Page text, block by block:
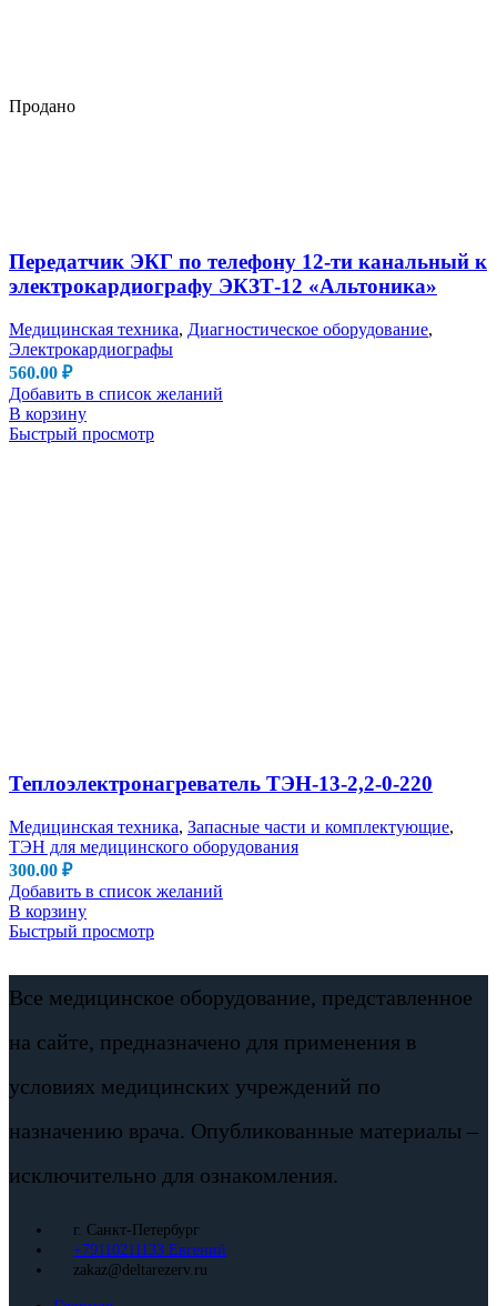
Продано
Передатчик ЭКГ по телефону 12-ти канальный к
электрокардиографу ЭКЗТ-12 «Альтоника»
Медицинская техника, Диагностическое оборудование,
Электрокардиографы
560.00 ₽
Добавить в список желаний
В корзину
Быстрый просмотр
Теплоэлектронагреватель ТЭН-13-2,2-0-220
Медицинская техника, Запасные части и комплектующие,
ТЭН для медицинского оборудования
300.00 ₽
Добавить в список желаний
В корзину
Быстрый просмотр
Все медицинское оборудование, представленное
на сайте, предназначено для применения в
условиях медицинских учреждений по
назначению врача. Опубликованные материалы –
исключительно для ознакомления.
г. Санкт-Петербург
+79110211133 Евгений
zakaz@deltarezerv.ru